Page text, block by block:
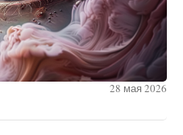
28 мая 2026